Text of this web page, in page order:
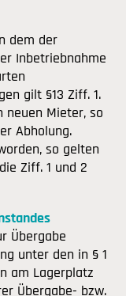
dem der
Inbetriebnahme
gilt §13 Ziff. 1.
neuen Mieter, so
Abholung.
so gelten
Ziff. 1 und 2
Übergabe
unter den in § 1
am Lagerplatz
Übergabe- bzw.